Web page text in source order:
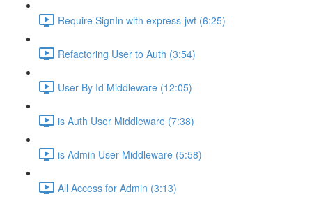
Require SignIn with express-jwt (6:25)
Refactoring User to Auth (3:54)
User By Id Middleware (12:05)
is Auth User Middleware (7:38)
is Admin User Middleware (5:58)
All Access for Admin (3:13)